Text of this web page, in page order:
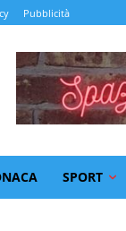
Pubblicità
SPORT